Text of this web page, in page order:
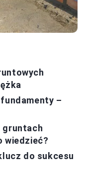
–
gruntach
wiedzieć?
do sukcesu